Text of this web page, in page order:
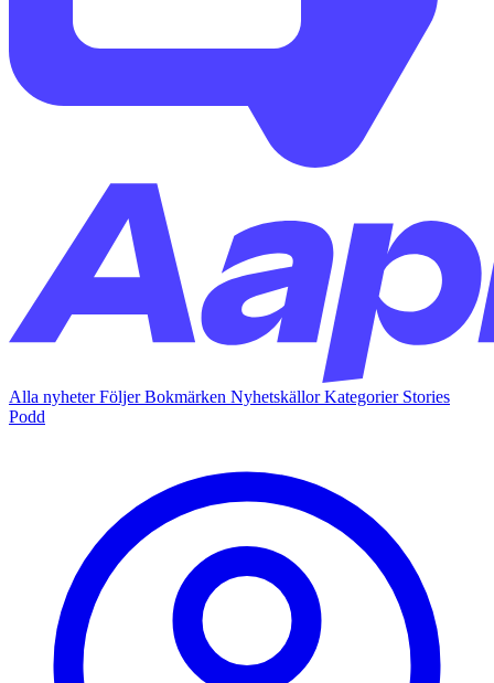
Alla nyheterFöljerBokmärken NyhetskällorKategorier Stories
Podd